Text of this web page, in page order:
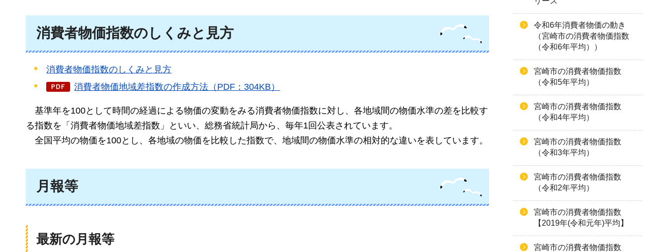
消費者物価指数のしくみと見方
消費者物価指数のしくみと見方
消費者物価地域差指数の作成方法（PDF：304KB）
基準年を100として時間の経過による物価の変動をみる消費者物価指数に対し、各地域間の物価水準の差を比較す
る指数を「消費者物価地域差指数」といい、総務省統計局から、毎年1回公表されています。
全国平均の物価を100とし、各地域の物価を比較した指数で、地域間の物価水準の相対的な違いを表しています。
月報等
最新の月報等
令和6年消費者物価の動き
（宮崎市の消費者物価指数
（令和6年平均））
宮崎市の消費者物価指数
（令和5年平均）
宮崎市の消費者物価指数
（令和4年平均）
宮崎市の消費者物価指数
（令和3年平均）
宮崎市の消費者物価指数
（令和2年平均）
宮崎市の消費者物価指数
【2019年(令和元年)平均】
宮崎市の消費者物価指数